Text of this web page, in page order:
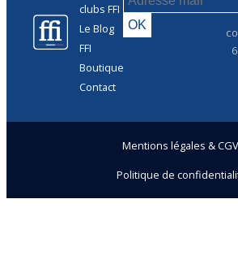
clubs FFI
Le Blog
FFI
Boutique
Contact
Mentions légales & CGV
Politique de